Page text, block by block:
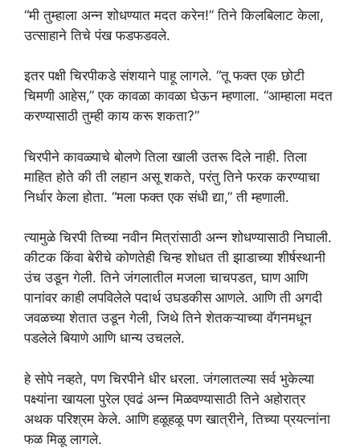
“मी तुम्हाला अन्न शोधण्यात मदत करेन!” तिने किलबिलाट केला,
उत्साहाने तिचे पंख फडफडवले.
इतर पक्षी चिरपीकडे संशयाने पाहू लागले. “तू फक्त एक छोटी
चिमणी आहेस,” एक कावळा कावळा घेऊन म्हणाला. “आम्हाला मदत
करण्यासाठी तुम्ही काय करू शकता?”
चिरपीने कावळ्याचे बोलणे तिला खाली उतरू दिले नाही. तिला
माहित होते की ती लहान असू शकते, परंतु तिने फरक करण्याचा
निर्धार केला होता. “मला फक्त एक संधी द्या,” ती म्हणाली.
त्यामुळे चिरपी तिच्या नवीन मित्रांसाठी अन्न शोधण्यासाठी निघाली.
कीटक किंवा बेरीचे कोणतेही चिन्ह शोधत ती झाडाच्या शीर्षस्थानी
उंच उडून गेली. तिने जंगलातील मजला चाचपडत, घाण आणि
पानांवर काही लपविलेले पदार्थ उघडकीस आणले. आणि ती अगदी
जवळच्या शेतात उडून गेली, जिथे तिने शेतकऱ्याच्या वॅगनमधून
पडलेले बियाणे आणि धान्य उचलले.
हे सोपे नव्हते, पण चिरपीने धीर धरला. जंगलातल्या सर्व भुकेल्या
पक्ष्यांना खायला पुरेल एवढं अन्न मिळवण्यासाठी तिने अहोरात्र
अथक परिश्रम केले. आणि हळूहळू पण खात्रीने, तिच्या प्रयत्नांना
फळ मिळू लागले.